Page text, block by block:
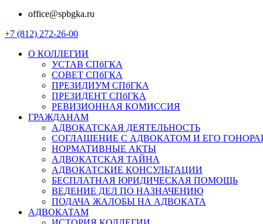
office@spbgka.ru
+7 (812) 272-26-00
О КОЛЛЕГИИ
УСТАВ СПбГКА
СОВЕТ СПбГКА
ПРЕЗИДИУМ СПбГКА
ПРЕЗИДЕНТ СПбГКА
РЕВИЗИОННАЯ КОМИССИЯ
ГРАЖДАНАМ
АДВОКАТСКАЯ ДЕЯТЕЛЬНОСТЬ
СОГЛАШЕНИЕ С АДВОКАТОМ И ЕГО
НОРМАТИВНЫЕ АКТЫ
АДВОКАТСКАЯ ТАЙНА
АДВОКАТСКИЕ КОНСУЛЬТАЦИИ
БЕСПЛАТНАЯ ЮРИДИЧЕСКАЯ ПОМОЩЬ
ВЕДЕНИЕ ДЕЛ ПО НАЗНАЧЕНИЮ
ПОДАЧА ЖАЛОБЫ НА АДВОКАТА
АДВОКАТАМ